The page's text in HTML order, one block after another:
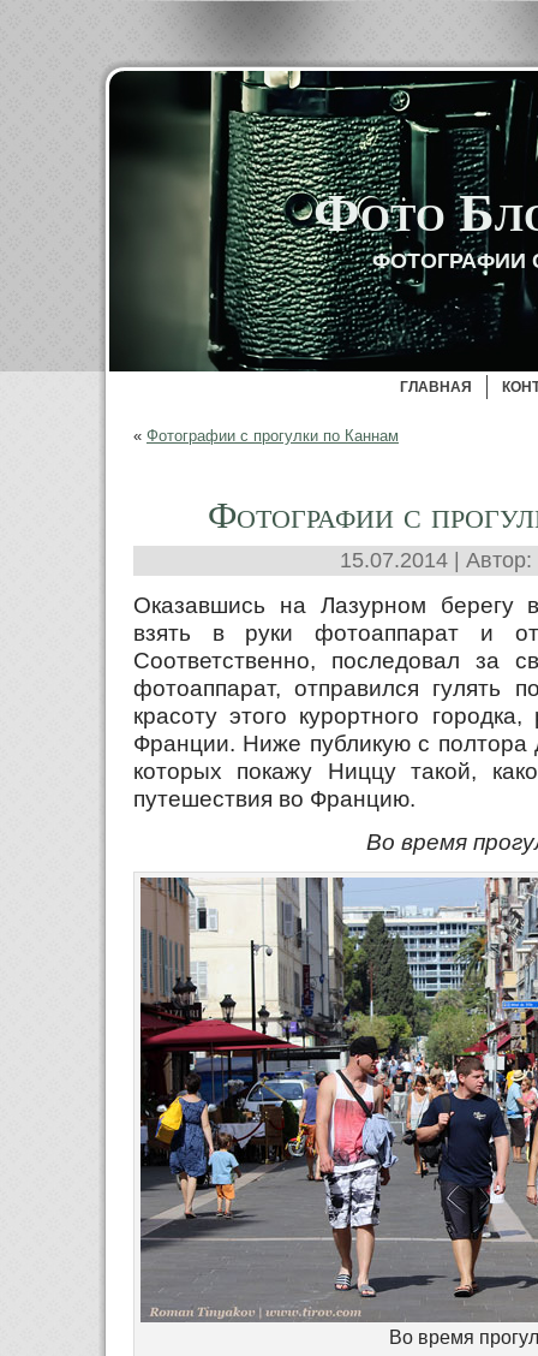
Фото
ФОТОГРАФИИ
ГЛАВНАЯ
« Фотографии с прогулки по Каннам
Фотографии с
15.07.2014 | Автор:
Оказавшись на Лазурном берегу
взять в руки фотоаппарат и
Соответственно, последовал за
фотоаппарат, отправился гулять
красоту этого курортного
Франции. Ниже публикую с полтора
которых покажу Ниццу такой,
путешествия во Францию.
Во время
Во время